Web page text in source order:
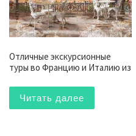
Отличные экскурсионные
туры во Францию и Италию из
Читать далее